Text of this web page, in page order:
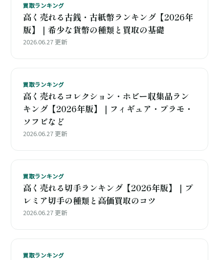
買取ランキング
高く売れる古銭・古紙幣ランキング【2026年
版】｜希少な貨幣の種類と買取の基礎
2026.06.27 更新
買取ランキング
高く売れるコレクション・ホビー収集品ラン
キング【2026年版】｜フィギュア・プラモ・
ソフビなど
2026.06.27 更新
買取ランキング
高く売れる切手ランキング【2026年版】｜プ
レミア切手の種類と高価買取のコツ
2026.06.27 更新
買取ランキング